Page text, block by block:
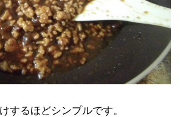
するほどシンプルです。